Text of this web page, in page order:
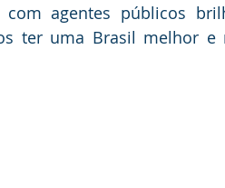
com agentes públicos
ter uma Brasil melhor e